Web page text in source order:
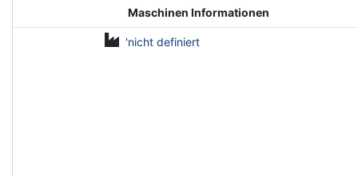
Maschinen Informationen
'nicht definiert